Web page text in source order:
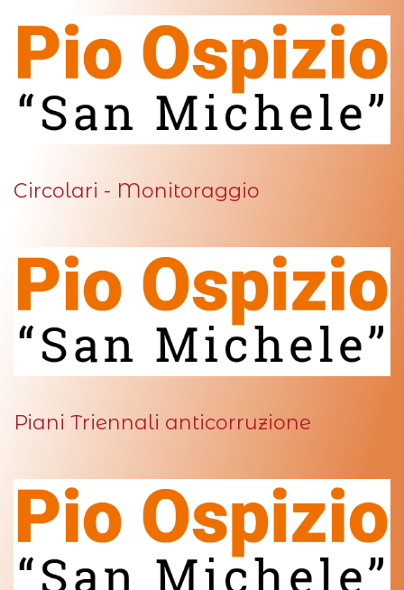
Circolari - Monitoraggio
Piani Triennali anticorruzione